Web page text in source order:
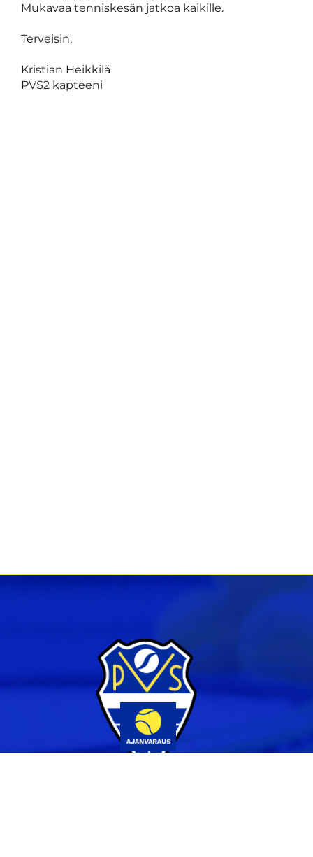
Mukavaa tenniskesän jatkoa kaikille.
Terveisin,
Kristian Heikkilä
PVS2 kapteeni